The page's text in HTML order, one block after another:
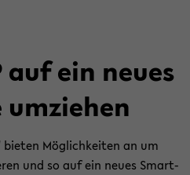
auf ein neues
Mög­lich­kei­ten an um
und so auf ein neues Smart­